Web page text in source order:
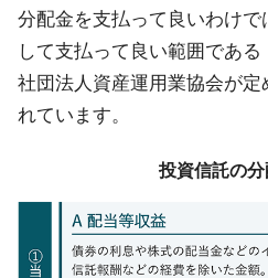
分配金を支払って良いわけで
して支払って良い範囲であ
社団法人資産運用業協会が
れています。
投資信託の